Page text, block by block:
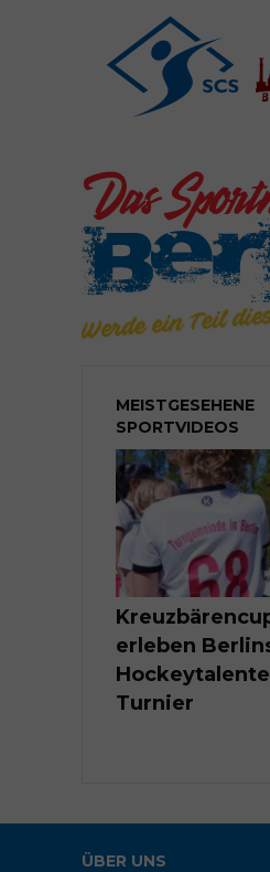
MEISTGESEHENE
SPORTVIDEOS
erleben
Turnier
ÜBER UNS